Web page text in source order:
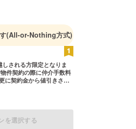
(All-or-Nothing方式)
される方限定となりま
件契約の際に仲介手数料
に契約金から値引きさせ
ですがご家族や友人が
ト２枚（共に免許証サ
の物件で広告料が１５万
円ほどの割引が受け
月まで
を選択する